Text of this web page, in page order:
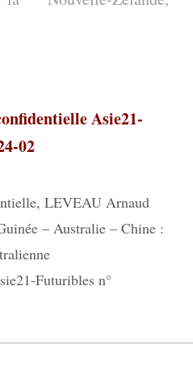
Asie21-
02
, LEVEAU Arnaud
– Australie – Chine :
Futuribles n°